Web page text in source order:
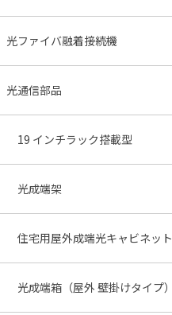
光ファイバ融着接続機
光通信部品
19 インチラック搭載型
光成端架
住宅用屋外成端光キャビネット
光成端箱（屋外 壁掛けタイプ）